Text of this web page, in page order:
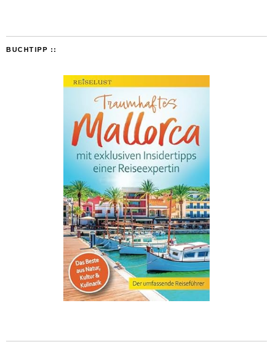
BUCHTIPP ::